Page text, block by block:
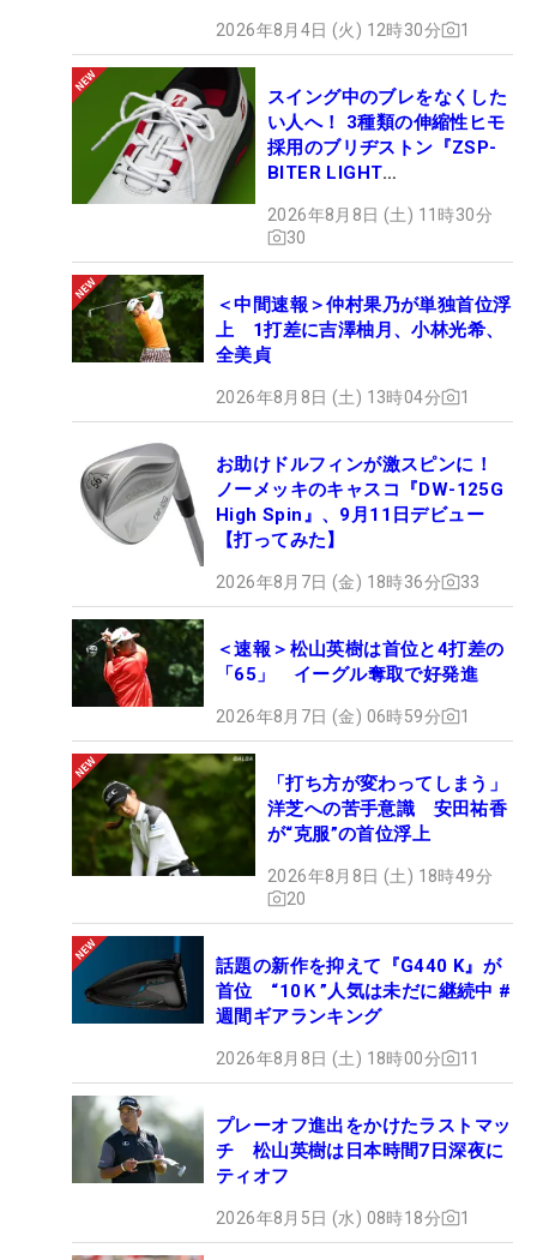
2026年8月4日 (火) 12時30分 1
スイング中のブレをなくした
い人へ！ 3種類の伸縮性ヒモ
採用のブリヂストン『ZSP-
BITER LIGHT
ュー
2026年8月8日 (土) 11時30分
30
＜中間速報＞仲村果乃が単独首位浮
上 1打差に吉澤柚月、小林光希、
全美貞
2026年8月8日 (土) 13時04分 1
お助けドルフィンが激スピンに！
ノーメッキのキャスコ『DW-125G
High Spin』、9月11日デビュー
【打ってみた】
2026年8月7日 (金) 18時36分 33
＜速報＞松山英樹は首位と4打差の
「65」 イーグル奪取で好発進
2026年8月7日 (金) 06時59分 1
「打ち方が変わってしまう」
洋芝への苦手意識 安田祐香
が“克服”の首位浮上
2026年8月8日 (土) 18時49分
20
話題の新作を抑えて『G440 K』が
首位 “10Ｋ”人気は未だに継続中 #
週間ギアランキング
2026年8月8日 (土) 18時00分 11
プレーオフ進出をかけたラストマッ
チ 松山英樹は日本時間7日深夜に
ティオフ
2026年8月5日 (水) 08時18分 1